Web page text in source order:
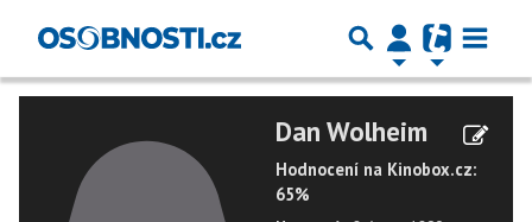
Dan Wolheim
Hodnocení na Kinobox.cz:
65%